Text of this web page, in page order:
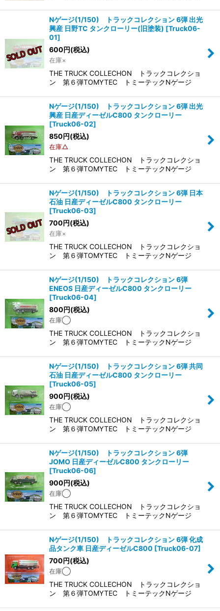
Nゲージ(1/150) トラックコレクション 6弾 出光
興産 日野TC タンクローリー(旧塗装) [Truck06-
01]
600円(税込)
在庫×
THE TRUCK COLLECHON トラックコレクショ
ン 第６弾TOMYTEC トミーテックNゲージ
Nゲージ(1/150) トラックコレクション 6弾 出光
興産 日産ディーゼルC800 タンクローリー
[Truck06-02]
850円(税込)
在庫△
THE TRUCK COLLECHON トラックコレクショ
ン 第６弾TOMYTEC トミーテックNゲージ
Nゲージ(1/150) トラックコレクション 6弾 日本
石油 日産ディーゼルC800 タンクローリー
[Truck06-03]
700円(税込)
在庫×
THE TRUCK COLLECHON トラックコレクショ
ン 第６弾TOMYTEC トミーテックNゲージ
Nゲージ(1/150) トラックコレクション 6弾
ENEOS 日産ディーゼルC800 タンクローリー
[Truck06-04]
800円(税込)
在庫◯
THE TRUCK COLLECHON トラックコレクショ
ン 第６弾TOMYTEC トミーテックNゲージ
Nゲージ(1/150) トラックコレクション 6弾 共同
石油 日産ディーゼルC800 タンクローリー
[Truck06-05]
900円(税込)
在庫◯
THE TRUCK COLLECHON トラックコレクショ
ン 第６弾TOMYTEC トミーテックNゲージ
Nゲージ(1/150) トラックコレクション 6弾
JOMO 日産ディーゼルC800 タンクローリー
[Truck06-06]
900円(税込)
在庫◯
THE TRUCK COLLECHON トラックコレクショ
ン 第６弾TOMYTEC トミーテックNゲージ
Nゲージ(1/150) トラックコレクション 6弾 化成
品タンク車 日産ディーゼルC800 [Truck06-07]
700円(税込)
在庫◯
THE TRUCK COLLECHON トラックコレクショ
ン 第６弾TOMYTEC トミーテックNゲージ